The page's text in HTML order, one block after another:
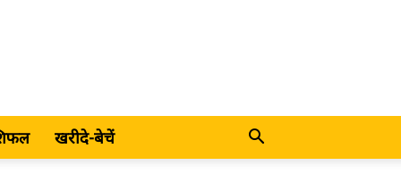
खरीदे-बेचें